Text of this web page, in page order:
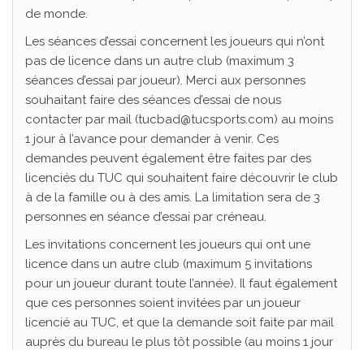
de monde.
Les séances d’essai concernent les joueurs qui n’ont
pas de licence dans un autre club (maximum 3
séances d’essai par joueur). Merci aux personnes
souhaitant faire des séances d’essai de nous
contacter par mail (tucbad@tucsports.com) au moins
1 jour à l’avance pour demander à venir. Ces
demandes peuvent également être faites par des
licenciés du TUC qui souhaitent faire découvrir le club
à de la famille ou à des amis. La limitation sera de 3
personnes en séance d’essai par créneau.
Les invitations concernent les joueurs qui ont une
licence dans un autre club (maximum 5 invitations
pour un joueur durant toute l’année). Il faut également
que ces personnes soient invitées par un joueur
licencié au TUC, et que la demande soit faite par mail
auprès du bureau le plus tôt possible (au moins 1 jour